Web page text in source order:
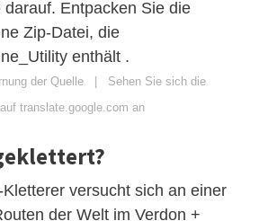
darauf. Entpacken Sie die
Zip-Datei, die
enthält .
der Quelle | Sehen Sie sich die
translate.google.com an
Kletterer versucht sich an einer
der Welt im Verdon +